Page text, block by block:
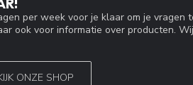
per week voor je klaar om je vragen
ook voor informatie over producten. Wij
ONZE SHOP